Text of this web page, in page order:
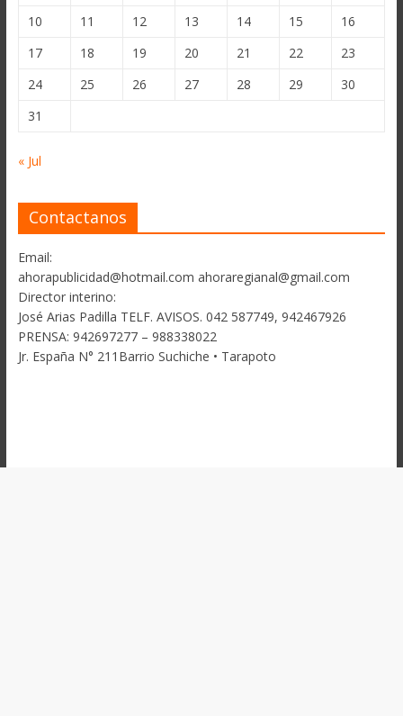
10
11 12 13 14 15
16
17
18 19 20 21 22
23
24
25 26 27 28 29
30
31
« Jul
Contactanos
Email:
ahorapublicidad@hotmail.com ahoraregianal@gmail.com
Director interino:
José Arias Padilla TELF. AVISOS. 042 587749, 942467926
PRENSA: 942697277 – 988338022
Jr. España N° 211Barrio Suchiche • Tarapoto